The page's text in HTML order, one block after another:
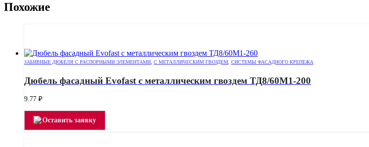
Похожие
ЗАБИВНЫЕ ДЮБЕЛЯ С РАСПОРНЫМИ ЭЛЕМЕНТАМИ С МЕТАЛЛИЧЕСКИМ ГВОЗДЕМ СИСТЕМЫ ФАСАДНОГО КРЕПЕЖА
Дюбель фасадный Evofast с металлическим гвоздем ТД8/60М1-200
9.77 ₽
Оставить заявку